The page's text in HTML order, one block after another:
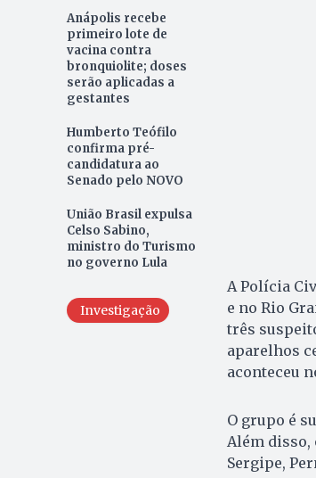
Anápolis recebe
primeiro lote de
vacina contra
bronquiolite; doses
serão aplicadas a
gestantes
Humberto Teófilo
confirma pré-
candidatura ao
Senado pelo NOVO
União Brasil expulsa
Celso Sabino,
ministro do Turismo
no governo Lula
Investigação
A Polícia
e no Rio
três
aparelhos
aconteceu
O grupo é
Além disso,
Sergipe,